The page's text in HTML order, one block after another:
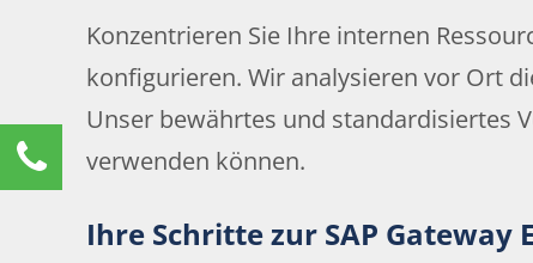
Konzentrieren Sie Ihre internen
konfigurieren. Wir analysieren vor Ort
Unser bewährtes und standardisiertes
verwenden können.
Ihre Schritte zur SAP Gateway
Kontaktieren Sie uns!
Kundenservice